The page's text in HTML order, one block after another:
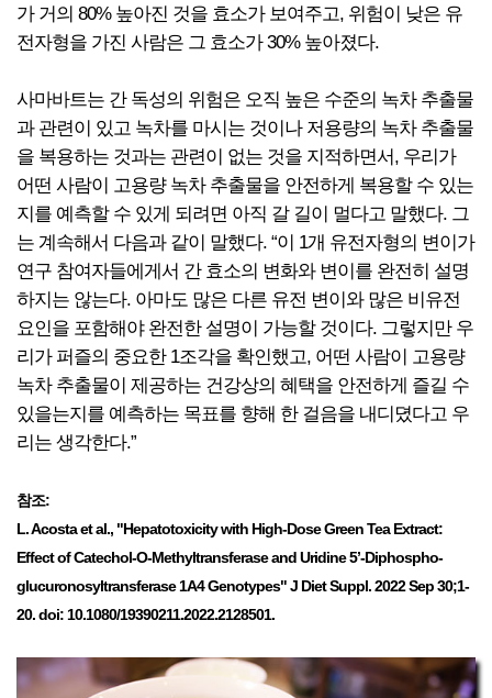
가 거의 80% 높아진 것을 효소가 보여주고, 위험이 낮은 유
전자형을 가진 사람은 그 효소가 30% 높아졌다.
사마바트는 간 독성의 위험은 오직 높은 수준의 녹차 추출물
과 관련이 있고 녹차를 마시는 것이나 저용량의 녹차 추출물
을 복용하는 것과는 관련이 없는 것을 지적하면서, 우리가
어떤 사람이 고용량 녹차 추출물을 안전하게 복용할 수 있는
지를 예측할 수 있게 되려면 아직 갈 길이 멀다고 말했다. 그
는 계속해서 다음과 같이 말했다. “이 1개 유전자형의 변이가
연구 참여자들에게서 간 효소의 변화와 변이를 완전히 설명
하지는 않는다. 아마도 많은 다른 유전 변이와 많은 비유전
요인을 포함해야 완전한 설명이 가능할 것이다. 그렇지만 우
리가 퍼즐의 중요한 1조각을 확인했고, 어떤 사람이 고용량
녹차 추출물이 제공하는 건강상의 혜택을 안전하게 즐길 수
있을는지를 예측하는 목표를 향해 한 걸음을 내디뎠다고 우
리는 생각한다.”
참조:
L. Acosta et al., "Hepatotoxicity with High-Dose Green Tea Extract:
Effect of Catechol-O-Methyltransferase and Uridine 5’-Diphospho-
glucuronosyltransferase 1A4 Genotypes" J Diet Suppl. 2022 Sep 30;1-
20. doi: 10.1080/19390211.2022.2128501.